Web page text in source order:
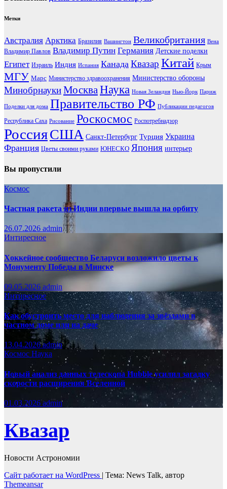
Метки
Австралия Арктика Бразилия Вашингтон Великобритания Вена
Владимир Павлов Владимир Путин Германия Детские поделки
Египет Израиль Индия Испания Канада Квазар Китай Крым
МГУ Марс Министерство здравоохранения Министерство обороны
МинобрнаукиМоскваНаука Новая Зеландия Нью-Йорк Париж
Поделки для дома Правительство РФ Публикации педагогов
Республика Саха Рисование Роскосмос Роспотребнадзор
РоссияСША Санкт-Петербург Турция Украина
Франция Цветы своими руками ЮНЕСКО Япония интерьер
Вы пропустили
Космос
Частная ракета из Индии впервые вышла на орбиту
26.07.2026 admin
Интиресное
Хоккейное сообщество Беларуси возложило цветы к
Монументу Победы в Минске
09.05.2026 admin
Интиресное
Как обустроить место для наблюдения за звёздами в
частном доме или на даче
13.04.2026admin
Космос Наука
Новый анализ данных телескопа Hubble усилил загадку
скорости расширения Вселенной
01.03.2026admin
Квазар
Новости Астрономии
Сайт работает на WordPress | Тема: News Talk, автор
Themeansar